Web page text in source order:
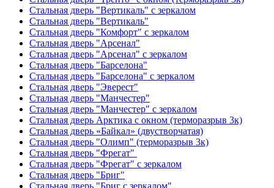
Стальная дверь "Вертикаль" с зеркалом
Стальная дверь "Вертикаль"
Стальная дверь "Комфорт" с зеркалом
Стальная дверь "Арсенал"
Стальная дверь "Арсенал" с зеркалом
Стальная дверь "Барселона"
Стальная дверь "Барселона" с зеркалом
Стальная дверь "Эверест"
Стальная дверь "Манчестер"
Стальная дверь "Манчестер" с зеркалом
Стальная дверь Арктика с окном (терморазрыв 3к)
Стальная дверь «Байкал» (двустворчатая)
Стальная дверь "Олимп" (терморазрыв 3к)
Стальная дверь "Фрегат"
Стальная дверь "Фрегат" с зеркалом
Стальная дверь "Бриг"